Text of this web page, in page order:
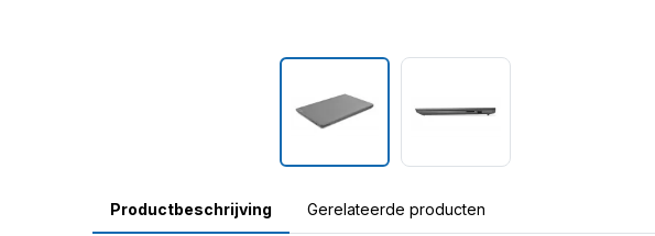
Productbeschrijving Gerelateerde producten